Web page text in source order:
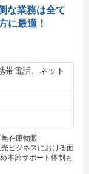
な業務は全て
に最適！
帯電話、ネット
無在庫物販
ビジネスにおける面
本部サポート体制も